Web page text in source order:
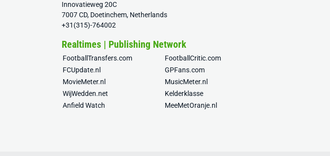
Innovatieweg 20C
7007 CD, Doetinchem, Netherlands
+31(315)-764002
Realtimes | Publishing Network
FootballTransfers.com
FootballCritic.com
FCUpdate.nl
GPFans.com
MovieMeter.nl
MusicMeter.nl
WijWedden.net
Kelderklasse
Anfield Watch
MeeMetOranje.nl